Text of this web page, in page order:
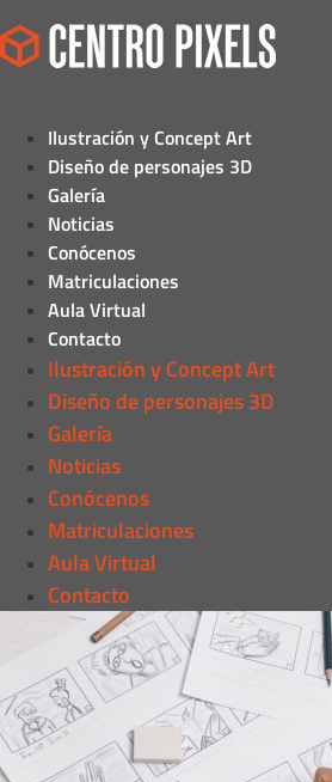
Ilustración y Concept Art
Diseño de personajes 3D
Galería
Noticias
Conócenos
Matriculaciones
Aula Virtual
Contacto
Ilustración y Concept Art
Diseño de personajes 3D
Galería
Noticias
Conócenos
Matriculaciones
Aula Virtual
Contacto